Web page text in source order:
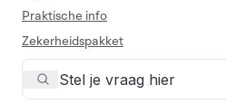
Praktische info
Zekerheidspakket